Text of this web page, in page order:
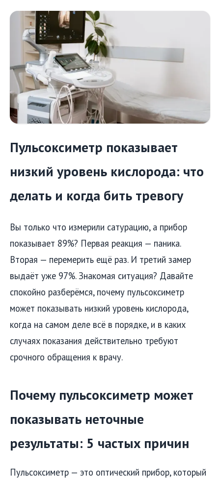
Пульсоксиметр показывает
низкий уровень кислорода: что
делать и когда бить тревогу
Вы только что измерили сатурацию, а прибор
показывает 89%? Первая реакция — паника.
Вторая — перемерить ещё раз. И третий замер
выдаёт уже 97%. Знакомая ситуация? Давайте
спокойно разберёмся, почему пульсоксиметр
может показывать низкий уровень кислорода,
когда на самом деле всё в порядке, и в каких
случаях показания действительно требуют
срочного обращения к врачу.
Почему пульсоксиметр может
показывать неточные
результаты: 5 частых причин
Пульсоксиметр — это оптический прибор, который